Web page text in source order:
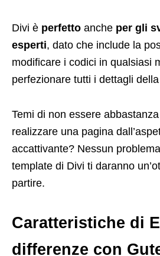
Divi è perfetto anche per gli
esperti, dato che include la
modificare i codici in qualsiasi
perfezionare tutti i dettagli
Temi di non essere
realizzare una pagina
accattivante? Nessun
template di Divi ti daranno
partire.
Caratteristiche di
differenze con